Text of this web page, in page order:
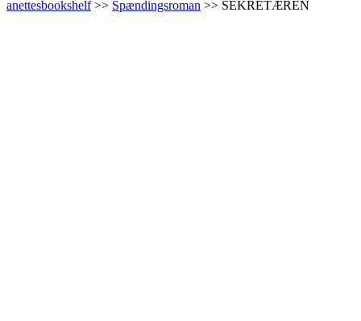
anettesbookshelf>> Spændingsroman >> SEKRETÆREN